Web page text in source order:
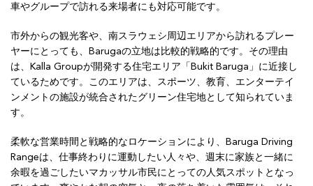
車やグループで訪れる来場者にも対応可能です。
市外からの観光客や、南スラウェシ周辺エリアから訪れるプレー
ヤーにとっても、Barugaの立地は比較的戦略的です。その理由
は、Kalla Groupが開発する住宅エリア「Bukit Baruga」に近接し
ているためです。このエリアは、スポーツ、教育、エンターテイ
ンメントの施設が統合されたグリーン住宅地として知られていま
す。
柔軟な営業時間と戦略的なロケーションにより、Baruga Driving
Rangeは、仕事終わりに運動したい人々や、週末に家族と一緒に
余暇を過ごしたいマカッサル市民にとっての人気スポットとなっ